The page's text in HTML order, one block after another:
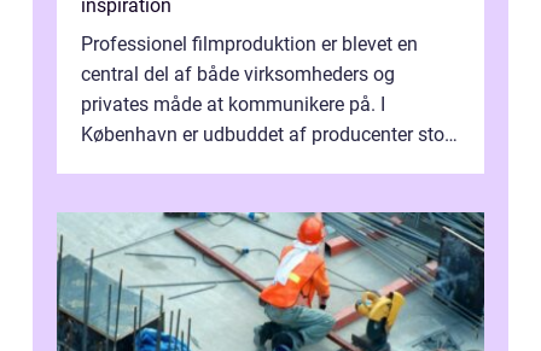
inspiration
Professionel filmproduktion er blevet en
central del af både virksomheders og
privates måde at kommunikere på. I
København er udbuddet af producenter stort,